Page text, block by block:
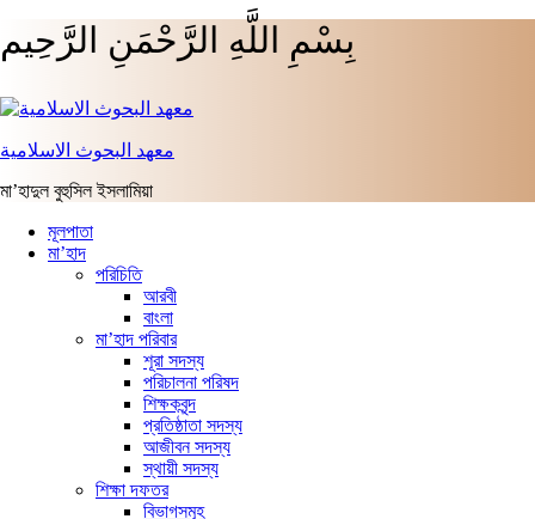
بِسْمِ اللَّهِ الرَّحْمَنِ الرَّحِيم
معهد البحوث الاسلامية
মা’হাদুল বুহুসিল ইসলামিয়া
মূলপাতা
মা’হাদ
পরিচিতি
আরবী
বাংলা
মা’হাদ পরিবার
শূরা সদস্য
পরিচালনা পরিষদ
শিক্ষকবৃন্দ
প্রতিষ্ঠাতা সদস্য
আজীবন সদস্য
স্থায়ী সদস্য
শিক্ষা দফতর
বিভাগসমূহ